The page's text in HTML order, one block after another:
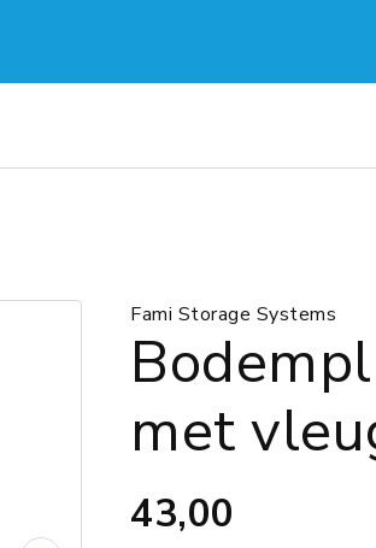
Fami Storage Systems
met
43,00